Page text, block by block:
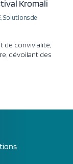
Kromali
,Solutions de
de convivialité,
dévoilant des